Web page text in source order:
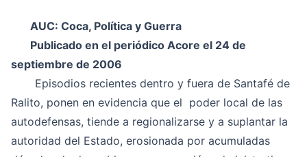
AUC: Coca, Política y Guerra
Publicado en el periódico Acore el 24 de
septiembre de 2006
Episodios recientes dentro y fuera de Santafé de
Ralito, ponen en evidencia que el poder local de las
autodefensas, tiende a regionalizarse y a suplantar la
autoridad del Estado, erosionada por acumuladas